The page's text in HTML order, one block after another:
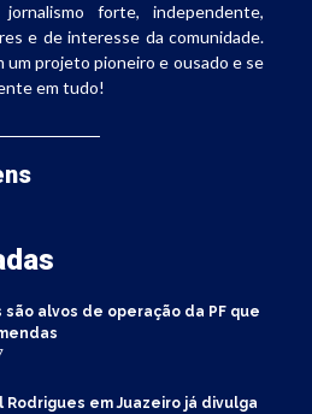
forte, independente,
e de interesse da comunidade.
um projeto pioneiro e ousado e se
em tudo!
são alvos de operação da PF que
em Juazeiro já divulga